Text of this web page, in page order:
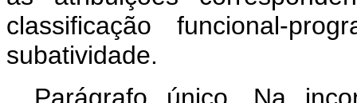
classificação funcional-
subatividade.